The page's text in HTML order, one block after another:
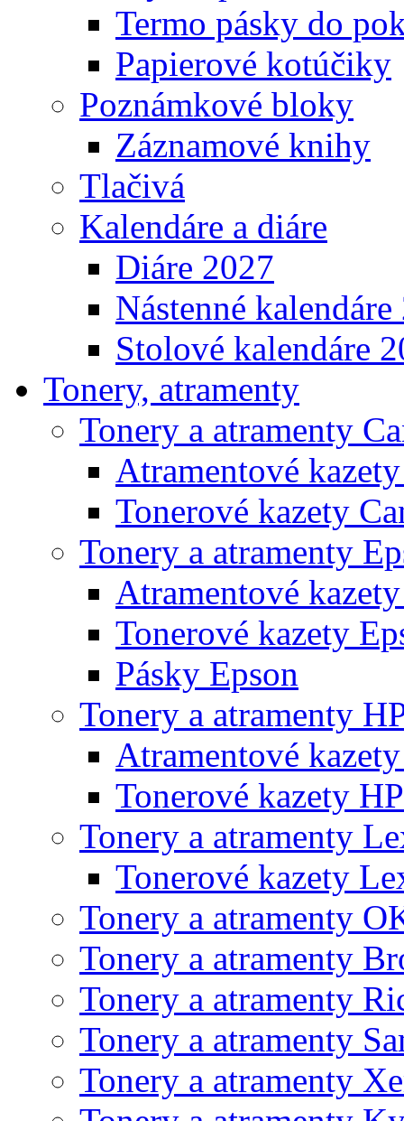
Termo pásky do
Papierové kotúčiky
Poznámkové bloky
Záznamové knihy
Tlačivá
Kalendáre a diáre
Diáre 2027
Nástenné
Stolové kalendáre
Tonery, atramenty
Tonery a atramenty
Atramentové
Tonerové kazety
Tonery a atramenty
Atramentové
Tonerové kazety
Pásky Epson
Tonery a atramenty
Atramentové
Tonerové kazety HP
Tonery a atramenty
Tonerové kazety
Tonery a atramenty
Tonery a atramenty
Tonery a atramenty
Tonery a atramenty
Tonery a atramenty